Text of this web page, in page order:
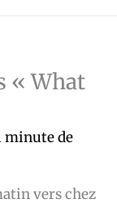
« What
minute de
vers chez